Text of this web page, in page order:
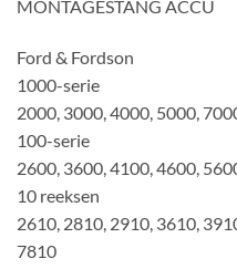
MONTAGESTANG ACCU
Ford & Fordson
1000-serie
2000, 3000, 4000, 5000,
100-serie
2600, 3600, 4100, 4600,
10 reeksen
2610, 2810, 2910, 3610,
7810